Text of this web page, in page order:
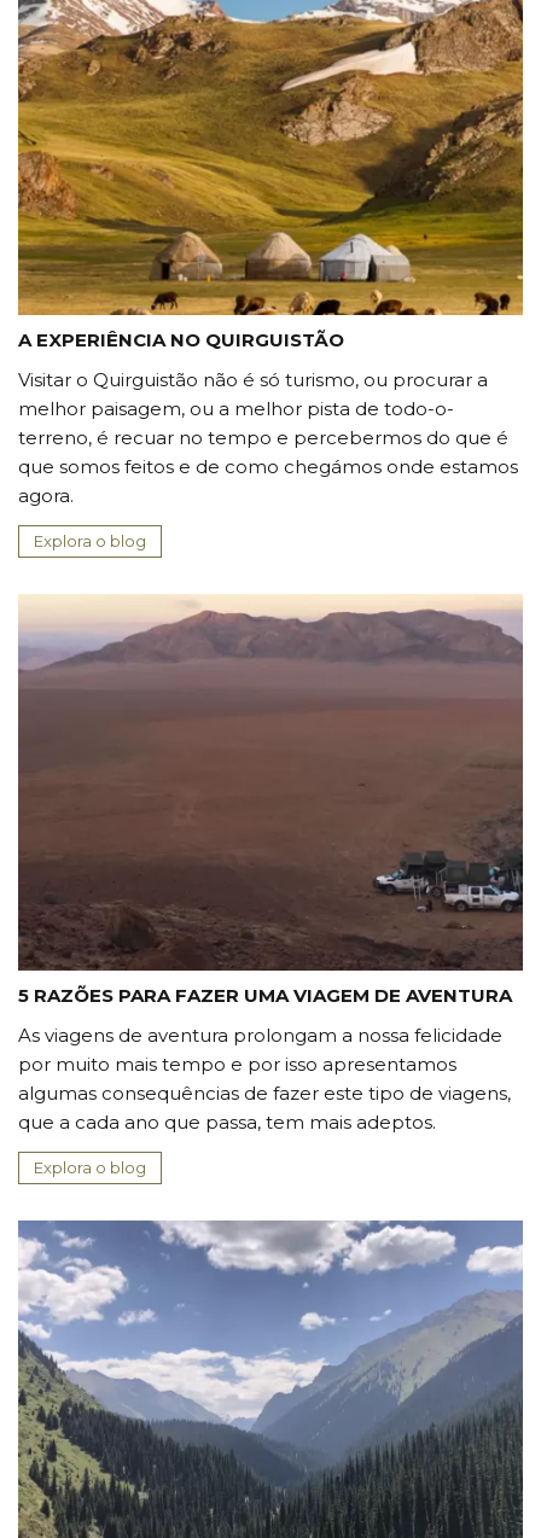
A EXPERIÊNCIA NO QUIRGUISTÃO
Visitar o Quirguistão não é só turismo, ou procurar a
melhor paisagem, ou a melhor pista de todo-o-
terreno, é recuar no tempo e percebermos do que é
que somos feitos e de como chegámos onde estamos
agora.
Explora o blog
5 RAZÕES PARA FAZER UMA VIAGEM DE AVENTURA
As viagens de aventura prolongam a nossa felicidade
por muito mais tempo e por isso apresentamos
algumas consequências de fazer este tipo de viagens,
que a cada ano que passa, tem mais adeptos.
Explora o blog